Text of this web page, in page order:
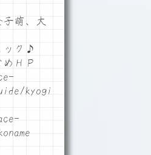
萌、大
ック♪
めＨＰ
kyogi06